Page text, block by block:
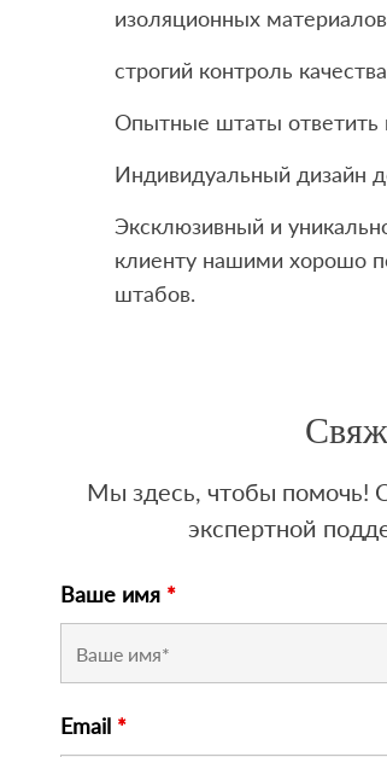
изоляционных
строгий контроль
Опытные штаты ответить
Индивидуальный дизайн
Эксклюзивный и
клиенту нашими хорошо
штабов.
Мы здесь, чтобы помочь!
экспертной
Ваше имя *
Email *